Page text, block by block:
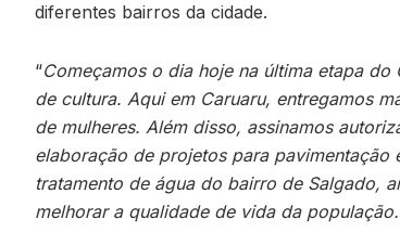
diferentes bairros da cidade.
“Começamos o dia hoje na última etapa
de cultura. Aqui em Caruaru, entregamos
de mulheres. Além disso, assinamos
elaboração de projetos para pavimentação
tratamento de água do bairro de Salgado,
melhorar a qualidade de vida da